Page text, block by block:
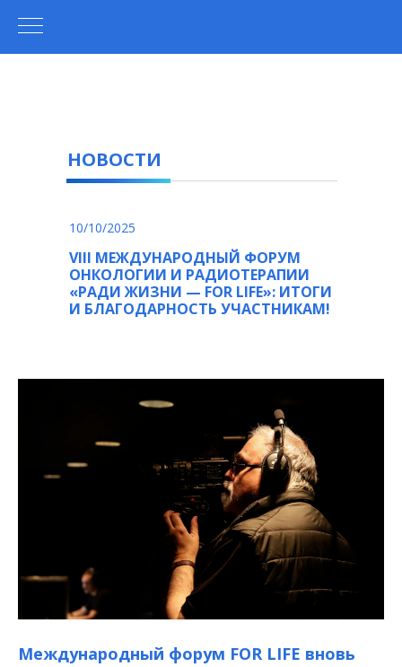
НОВОСТИ
VIII МЕЖДУНАРОДНЫЙ ФОРУМ
ОНКОЛОГИИ И РАДИОТЕРАПИИ
«РАДИ ЖИЗНИ — FOR LIFE»: ИТОГИ
И БЛАГОДАРНОСТЬ УЧАСТНИКАМ!
10/10/2025
Уважаемые коллеги!
15–19 сентября 2025 года в Москве
всё профессиональное сообщество
соберется вместе, чтобы сделать
еще один шаг в борьбе с раком.
Международный форум FOR LIFE вновь